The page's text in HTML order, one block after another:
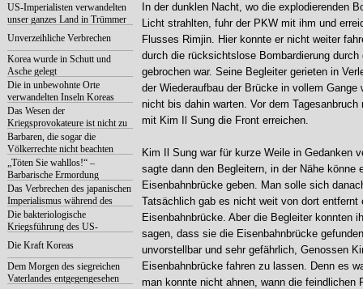
US-Imperialisten verwandelten
unser ganzes Land in Trümmer
Unverzeihliche Verbrechen
Korea wurde in Schutt und
Asche gelegt
Die in unbewohnte Orte
verwandelten Inseln Koreas
Das Wesen der
Kriegsprovokateure ist nicht zu
verbergen
Barbaren, die sogar die
Völkerrechte nicht beachten
„Töten Sie wahllos!“ –
Barbarische Ermordung
Das Verbrechen des japanischen
Imperialismus während des
Koreakriegs
Die bakteriologische
Kriegsführung des US-
Imperialismus
Die Kraft Koreas
Dem Morgen des siegreichen
Vaterlandes entgegengesehen
In der dunklen Nacht, wo die explodierenden
Licht strahlten, fuhr der PKW mit ihm und
Flusses Rimjin. Hier konnte er nicht weiter
durch die rücksichtslose Bombardierung durch
gebrochen war. Seine Begleiter gerieten in
der Wiederaufbau der Brücke in vollem Gange
nicht bis dahin warten. Vor dem Tagesanbruch
mit Kim Il Sung die Front erreichen.
Kim Il Sung war für kurze Weile in Gedanken
sagte dann den Begleitern, in der Nähe könne
Eisenbahnbrücke geben. Man solle sich
Tatsächlich gab es nicht weit von dort entfernt
Eisenbahnbrücke. Aber die Begleiter konnten
sagen, dass sie die Eisenbahnbrücke
unvorstellbar und sehr gefährlich, Genossen
Eisenbahnbrücke fahren zu lassen. Denn es
man konnte nicht ahnen, wann die feindlichen